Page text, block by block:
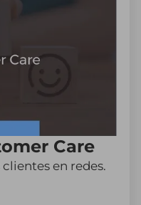
Care
en redes.